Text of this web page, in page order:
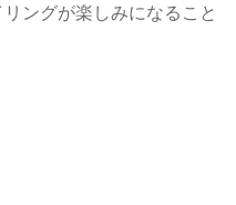
ングが楽しみになること